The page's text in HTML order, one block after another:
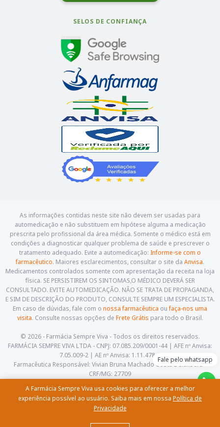
Fale pelo whatsapp
As informações contidas neste site não devem ser usadas para
automedicação e não substituem em hipótese alguma a medicação
prescrita pelo profissional da área médica. Somente o médico está em
condições a diagnosticar qualquer problema de saúde e prescrever o
tratamento adequado. Evite a automedicação: Informe-se com o
farmacêutico. Maiores esclarecimentos, consultar o site da Anvisa.
Medicamentos controlados somente com apresentação da receita na loja
física. SE PERSISTIREM OS SINTOMAS,O MÉDICO DEVERÁ SER
CONSULTADO. EVITE AUTOMEDICAÇÃO. NÃO SE TRATA DE PROPAGANDA,
E SIM DE DESCRIÇÃO DO PRODUTO, CONSULTE SEMPRE UM ESPECIALISTA.
Em caso de dúvidas, fale com o nossa farmacêutica oufaça-nos uma
visita. Consulte nossas opções de Frete Grátis para todo o Brasil.
© 2026 - Farmácia Sempre Viva - Todos os direitos reservados.
FARMÁCIA SEMPRE VIVA LTDA - CNPJ: 07.085.209/0001-44 | AFE nº Anvisa:
7.05.009-2 | AE nº Anvisa: 1.11.478-5
Farmacêutica Responsável: Vivian Bruna Machado Costa Delalibera -
CRF/MG: 27709
(35) 3622-5658 | contato@farmaciasempreviva.com.br
SELOS DE CONFIANÇA
A Farmácia Sempre Viva usa cookies para oferecer a melhor
experiência possível ao usuário. Saiba mais em nossa Política de
Privacidade